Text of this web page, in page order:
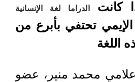
كانت الدراما لغة الإنسانية
تحتفي بأبرع من
اللغة
محمد منير، عضو